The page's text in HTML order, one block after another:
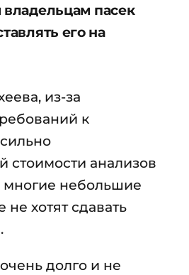
пасек
его на
из-за
к
стоимости анализов
небольшие
хотят сдавать
долго и не